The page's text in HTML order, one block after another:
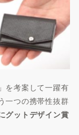
を考案して一躍有
一つの携帯性抜群
グットデザイン賞